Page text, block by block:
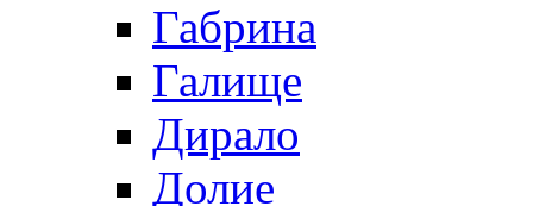
Габрина
Галище
Дирало
Долие